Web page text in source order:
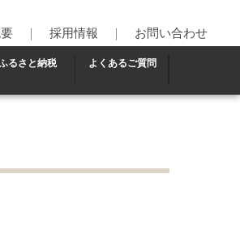
｜ 採用情報 ｜ お問い合わせ
るさと納税 よくあるご質問